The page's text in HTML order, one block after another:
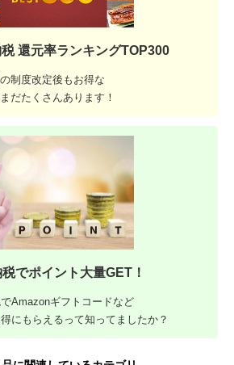
還元率ランキングTOP300
制度改定後もお得な
だたくさんあります！
でポイント大量GET！
Amazonギフトコードなど
にもらえるって知ってましたか？